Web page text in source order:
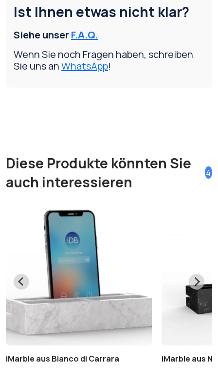
Ist Ihnen etwas nicht klar?
Siehe unser F.A.Q.
Wenn Sie noch Fragen haben, schreiben
Sie uns anWhatsApp!
Diese Produkte könnten Sie
auch interessieren
4
iMarble aus Bianco di Carrara iMarble aus